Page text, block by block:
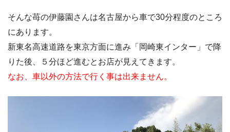
そんな苺の伊藤園さんは名古屋から車で30分程度のところ
にあります。
新東名高速道路を東京方面に進み「岡崎東インター」で降
りた後、５分ほど進むとお店が見えてきます。
なお、車以外の方法で行く事は出来ません。